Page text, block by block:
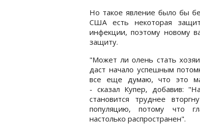
Но такое явление было бы
США есть некоторая
инфекции, поэтому новому
защиту.
"Может ли олень стать
даст начало успешным
все еще думаю, что это
- сказал Купер, добавив:
становится труднее
популяцию, потому что
настолько распространен".